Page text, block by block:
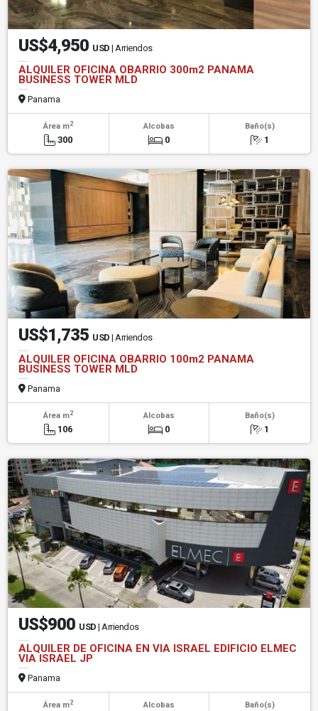
US$4,950 USD | Arriendos
ALQUILER OFICINA OBARRIO 300m2 PANAMA
BUSINESS TOWER MLD
Panama
Área m2
300
Alcobas
0
Baño(s)
1
US$1,735 USD | Arriendos
ALQUILER OFICINA OBARRIO 100m2 PANAMA
BUSINESS TOWER MLD
Panama
Área m2
106
Alcobas
0
Baño(s)
1
US$900 USD | Arriendos
ALQUILER DE OFICINA EN VIA ISRAEL EDIFICIO ELMEC
VIA ISRAEL JP
Panama
Área m2 Alcobas Baño(s)